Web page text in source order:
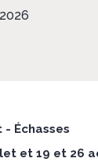
Échasses
et 19 et 26